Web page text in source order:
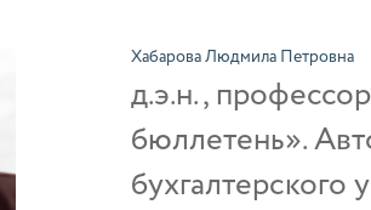
Хабарова Людмила Петровна
д.э.н.,
бюллетень».
бухгалтерского